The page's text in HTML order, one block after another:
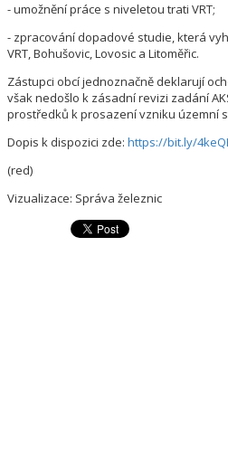
- umožnění práce s niveletou trati VRT;
- zpracování dopadové studie, která
VRT, Bohušovic, Lovosic a Litoměřic.
Zástupci obcí jednoznačně deklarují
však nedošlo k zásadní revizi zadání
prostředků k prosazení vzniku územní
Dopis k dispozici zde: https://bit.ly/
(red)
Vizualizace: Správa železnic